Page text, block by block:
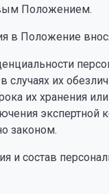
Положением.
в Положение
случаях их
их хранения
экспертной
законом.
и состав